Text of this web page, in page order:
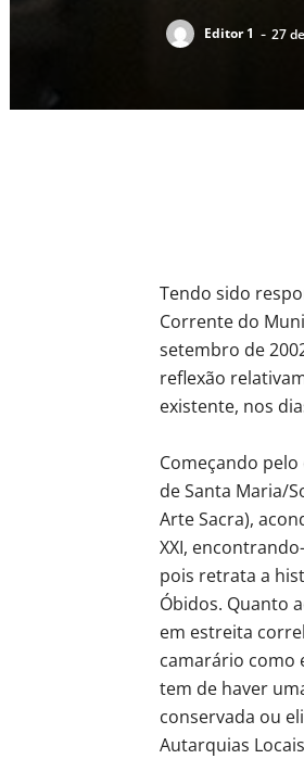
Editor 1 - 27
Tendo sido
Corrente do
setembro de
reflexão
existente, nos
Começando
de Santa Maria/
Arte Sacra),
XXI,
pois retrata a
Óbidos. Quanto
em estreita
camarário como
tem de haver
conservada ou
Autarquias